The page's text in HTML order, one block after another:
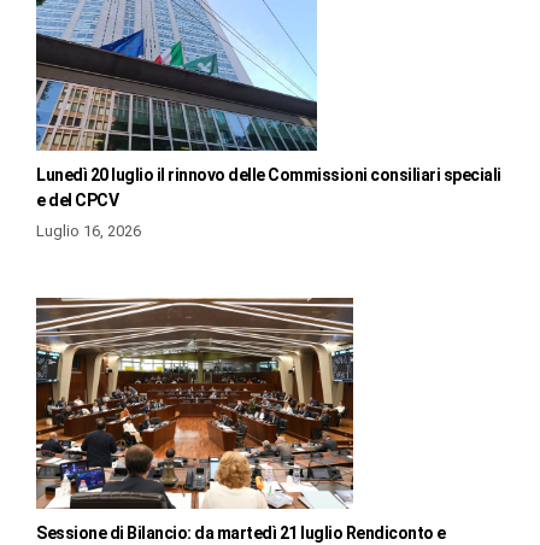
Lunedì 20 luglio il rinnovo delle Commissioni consiliari speciali
e del CPCV
Luglio 16, 2026
Sessione di Bilancio: da martedì 21 luglio Rendiconto e